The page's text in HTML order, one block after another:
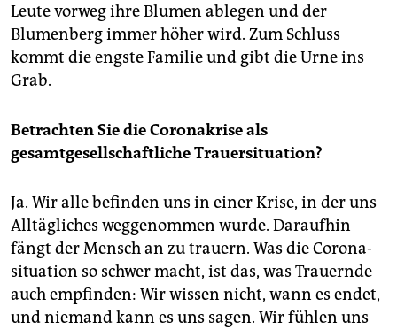
Leute vorweg ihre Blumen ablegen und der
Blumenberg immer höher wird. Zum Schluss
kommt die engste Familie und gibt die Urne ins
Grab.
Betrachten Sie die Coronakrise als
gesamtgesellschaftliche Trauersituation?
Ja. Wir alle befinden uns in einer Krise, in der uns
Alltägliches weggenommen wurde. Daraufhin
fängt der Mensch an zu trauern. Was die Corona­
situation so schwer macht, ist das, was Trauernde
auch empfinden: Wir wissen nicht, wann es endet,
und niemand kann es uns sagen. Wir fühlen uns